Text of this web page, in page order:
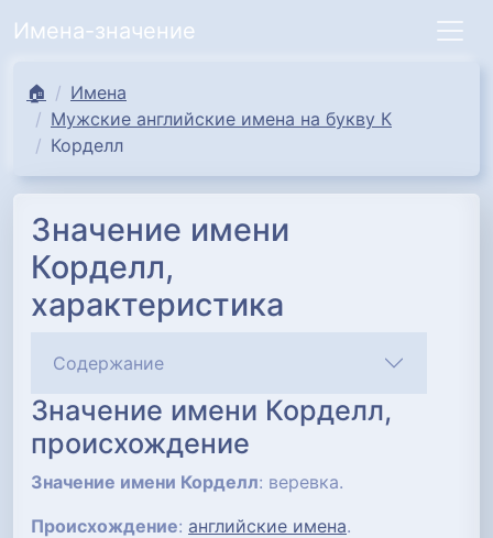
Имена-значение
🏠
Имена
Мужские английские имена на букву К
Корделл
Значение имени
Корделл,
характеристика
Содержание
Значение имени Корделл,
происхождение
Значение имени Корделл: веревка.
Происхождение: английские имена.